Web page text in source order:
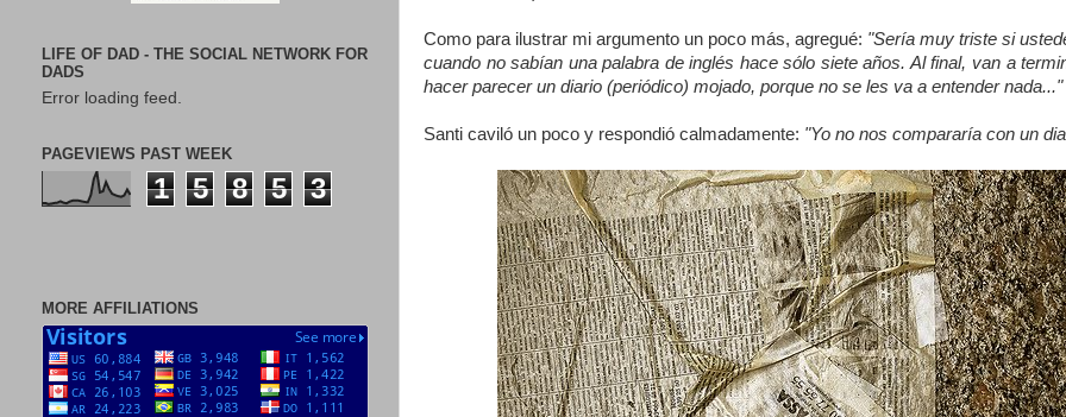
Como para ilustrar mi argumento un poco más, agregué: "Sería muy triste si
cuando no sabían una palabra de inglés hace sólo siete años. Al final, van a
hacer parecer un diario (periódico) mojado, porque no se les va a entender nada..."
Santi caviló un poco y respondió calmadamente: "Yo no nos compararía con un
LIFE OF DAD - THE SOCIAL NETWORK FOR
DADS
Error loading feed.
PAGEVIEWS PAST WEEK
1 5 8 5 3
MORE AFFILIATIONS